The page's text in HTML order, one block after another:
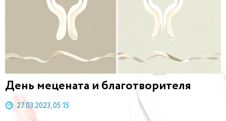
День мецената и благотворителя
27.03.2023, 05:15